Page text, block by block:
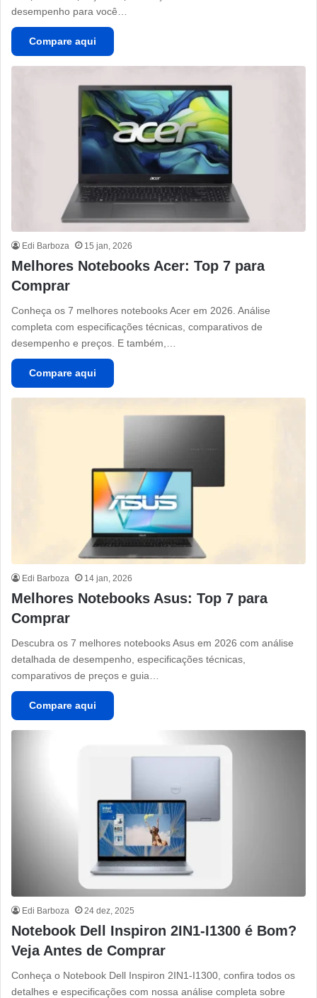
desempenho para você…
Compare aqui
Edi Barboza 15 jan, 2026
Melhores Notebooks Acer: Top 7 para
Comprar
Conheça os 7 melhores notebooks Acer em 2026. Análise
completa com especificações técnicas, comparativos de
desempenho e preços. E também,…
Compare aqui
Edi Barboza 14 jan, 2026
Melhores Notebooks Asus: Top 7 para
Comprar
Descubra os 7 melhores notebooks Asus em 2026 com análise
detalhada de desempenho, especificações técnicas,
comparativos de preços e guia…
Compare aqui
Edi Barboza 24 dez, 2025
Notebook Dell Inspiron 2IN1-I1300 é Bom?
Veja Antes de Comprar
Conheça o Notebook Dell Inspiron 2IN1-I1300, confira todos os
detalhes e especificações com nossa análise completa sobre